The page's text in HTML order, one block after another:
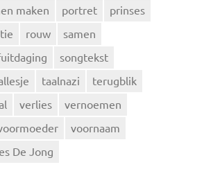
maken portret
prinses
rouw
samen
songtekst
taalnazi
terugblik
verlies
vernoemen
voornaam
De Jong